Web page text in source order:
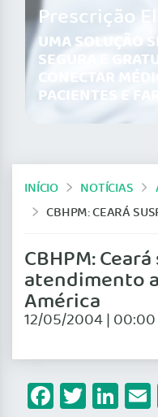
Prescrição
UMA SOLUÇÃO
SEGURA E
CONECTAR
PACIENTES E
INÍCIO NOTÍCIAS
CBHPM: CEARÁ SUSPENDE ATENDIMENTO AO
CBHPM:
atendimento
América
12/05/2004 | 00:00